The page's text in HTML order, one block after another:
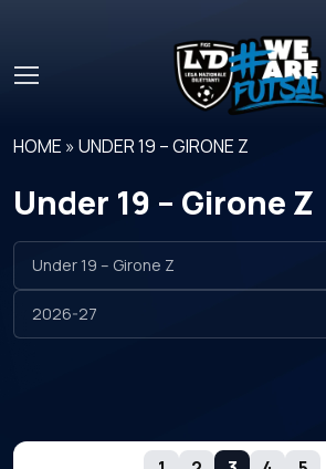
HOME »UNDER 19 – GIRONE Z
Under 19 – Girone Z